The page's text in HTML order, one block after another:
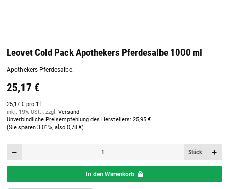
Leovet Cold Pack Apothekers Pferdesalbe 1000 ml
Apothekers Pferdesalbe.
25,17 €
25,17 € pro 1 l
inkl. 19% USt. , zzgl. Versand
Unverbindliche Preisempfehlung des Herstellers: 25,95 €
(Sie sparen 3.01%, also 0,78 €)
Stück
In den Warenkorb